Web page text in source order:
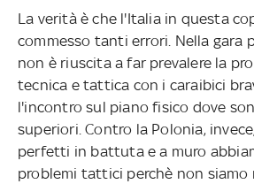
La verità è che l'Italia in questa
commesso tanti errori. Nella gara
non è riuscita a far prevalere la
tecnica e tattica con i caraibici
l'incontro sul piano fisico dove
superiori. Contro la Polonia,
perfetti in battuta e a muro
problemi tattici perchè non siamo